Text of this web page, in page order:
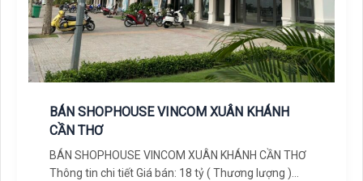
BÁN SHOPHOUSE VINCOM XUÂN KHÁNH
CẦN THƠ
BÁN SHOPHOUSE VINCOM XUÂN KHÁNH CẦN THƠ
Thông tin chi tiết Giá bán: 18 tỷ ( Thương lượng )